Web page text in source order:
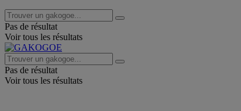
Pas de résultat
Voir tous les résultats
Pas de résultat
Voir tous les résultats